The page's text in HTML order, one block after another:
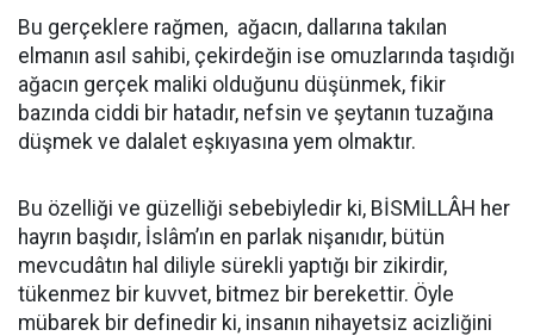
Bu gerçeklere rağmen, ağacın, dallarına takılan
elmanın asıl sahibi, çekirdeğin ise omuzlarında taşıdığı
ağacın gerçek maliki olduğunu düşünmek, fikir
bazında ciddi bir hatadır, nefsin ve şeytanın tuzağına
düşmek ve dalalet eşkıyasına yem olmaktır.
Bu özelliği ve güzelliği sebebiyledir ki, BİSMİLLÂH her
hayrın başıdır, İslâm’ın en parlak nişanıdır, bütün
mevcudâtın hal diliyle sürekli yaptığı bir zikirdir,
tükenmez bir kuvvet, bitmez bir berekettir. Öyle
mübarek bir definedir ki, insanın nihayetsiz acizliğini